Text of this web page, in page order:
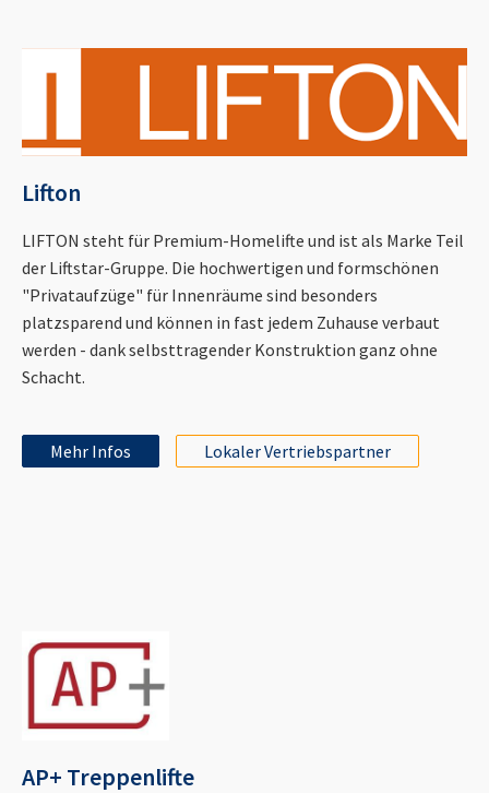
Lifton
LIFTON steht für Premium-Homelifte und ist als Marke Teil
der Liftstar-Gruppe. Die hochwertigen und formschönen
"Privataufzüge" für Innenräume sind besonders
platzsparend und können in fast jedem Zuhause verbaut
werden - dank selbsttragender Konstruktion ganz ohne
Schacht.
Mehr Infos Lokaler Vertriebspartner
AP+ Treppenlifte